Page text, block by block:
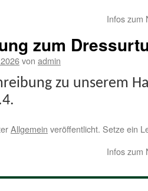
Infos zum
zum
von admin
zu unserem
Allgemein veröffentlicht. Setze ein
Infos zum